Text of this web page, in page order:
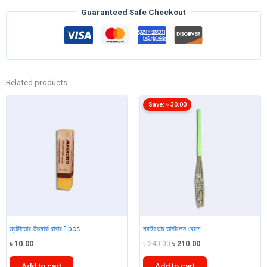
Guaranteed Safe Checkout
Related products
ম্যাটাডোর উডমার্ক রাবার 1pcs
৳ 10.00
ম্যাটাডোর ডাস্টলেস ব্রোম
৳240.00 Original
was:
৳ 210.00Current
Save: ৳ 30.00